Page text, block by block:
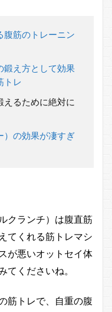
腹筋のトレーニン
鍛え方として効果
トレ
えるために絶対に
）の効果が凄すぎ
クランチ）は腹直筋
てくれる筋トレマシ
が悪いオットセイ体
てくださいね。
筋トレで、自重の腹